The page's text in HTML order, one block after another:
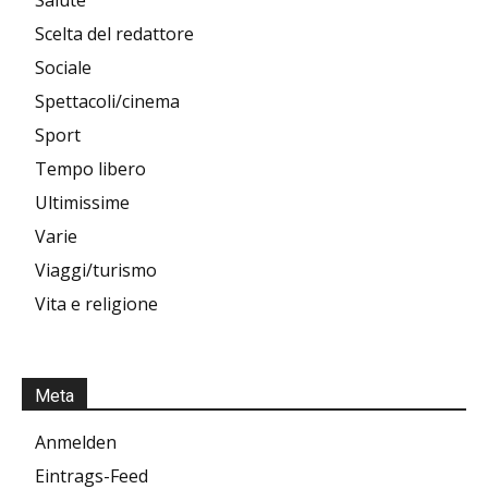
Scelta del redattore
Sociale
Spettacoli/cinema
Sport
Tempo libero
Ultimissime
Varie
Viaggi/turismo
Vita e religione
Meta
Anmelden
Eintrags-Feed